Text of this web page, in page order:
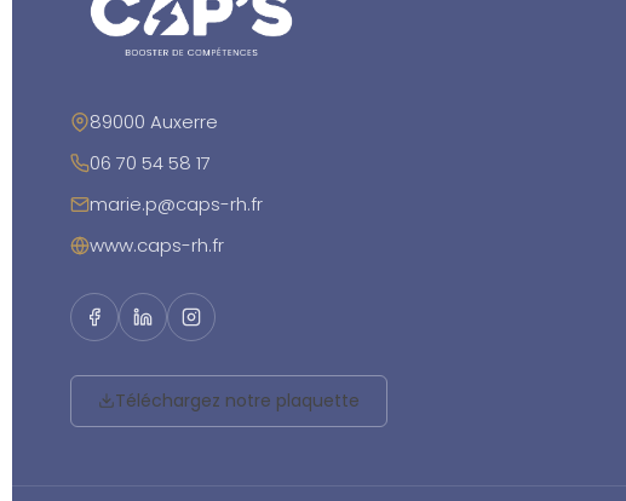
89000 Auxerre
06 70 54 58 17
marie.p@caps-rh.fr
www.caps-rh.fr
Téléchargez notre plaquette